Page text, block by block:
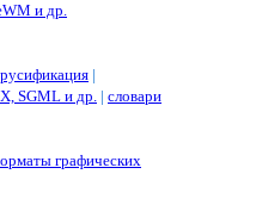
и др.
|
SGML и др. | словари
графических